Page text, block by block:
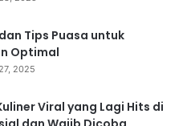
Tips Puasa untuk
Optimal
2025
Viral yang Lagi Hits di